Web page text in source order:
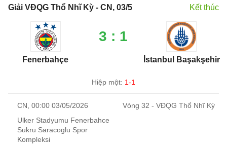
Giải VĐQG Thổ Nhĩ Kỳ - CN, 03/5 Kết thúc
Fenerbahçe
3 : 1
İstanbul Başakşehir
Hiệp một: 1-1
CN, 00:00 03/05/2026
Vòng 32 - VĐQG Thổ Nhĩ Kỳ
Ulker Stadyumu Fenerbahce
Sukru Saracoglu Spor
Kompleksi